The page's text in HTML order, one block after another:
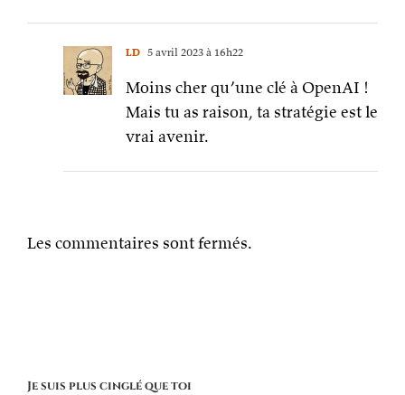
LD 5 avril 2023 à 16h22
Moins cher qu’une clé à OpenAI !
Mais tu as raison, ta stratégie est le
vrai avenir.
Les commentaires sont fermés.
Je suis plus cinglé que toi